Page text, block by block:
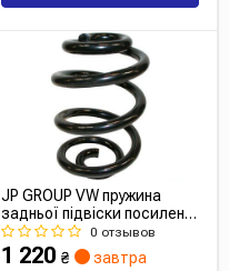
JP GROUP VW пружина
задньої підвіски посилена
T4 91-
0 отзывов
1 220 ₴ завтра